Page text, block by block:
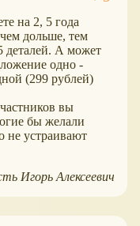
на 2, 5 года
дольше, тем
деталей. А может
одно -
(299 рублей)
вы
бы желали
не устраивают
Игорь Алексеевич